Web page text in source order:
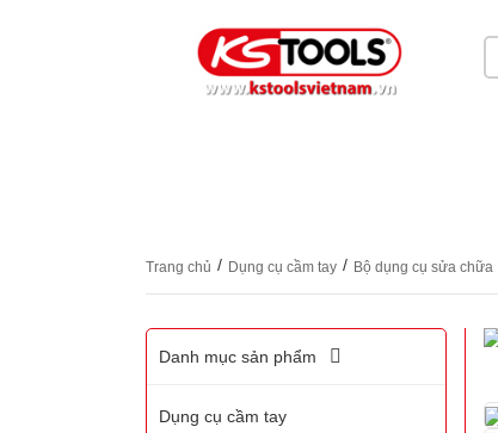
Trang chủ / Dụng cụ cầm tay / Bộ dụng cụ sửa chữa
Danh mục sản phẩm
Dụng cụ cầm tay